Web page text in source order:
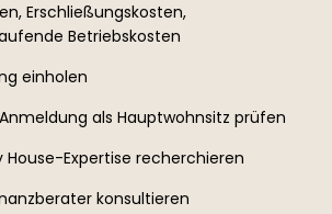
Erschließungskosten,
Betriebskosten
einholen
als Hauptwohnsitz prüfen
Expertise recherchieren
konsultieren